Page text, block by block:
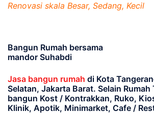
Renovasi skala Besar, Sedang, Kecil
Bangun Rumah bersama
mandor Suhabdi
Jasa bangun rumah di Kota
Selatan, Jakarta Barat. Selain
bangun Kost / Kontrakkan, Ruko,
Klinik, Apotik, Minimarket, Cafe /